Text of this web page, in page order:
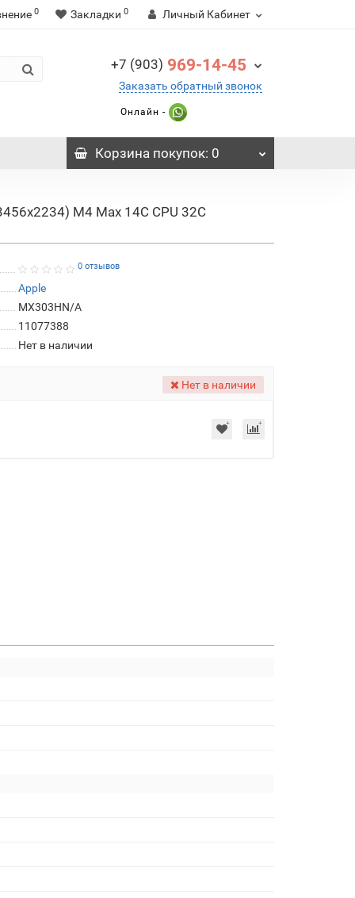
0 Закладки 0 Личный Кабинет
+7 (903) 969-14-45
Заказать обратный звонок
Онлайн -
Корзинапокупок: 0
M4 Max 14C CPU 32C
0 отзывов
Apple
MX303HN/A
11077388
Нет в наличии
Нет в наличии